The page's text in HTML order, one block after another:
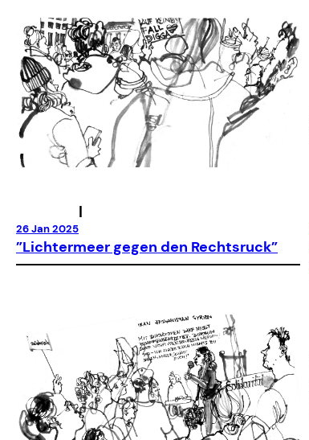
26 Jan 2025
|
”Lichtermeer gegen den Rechtsruck”